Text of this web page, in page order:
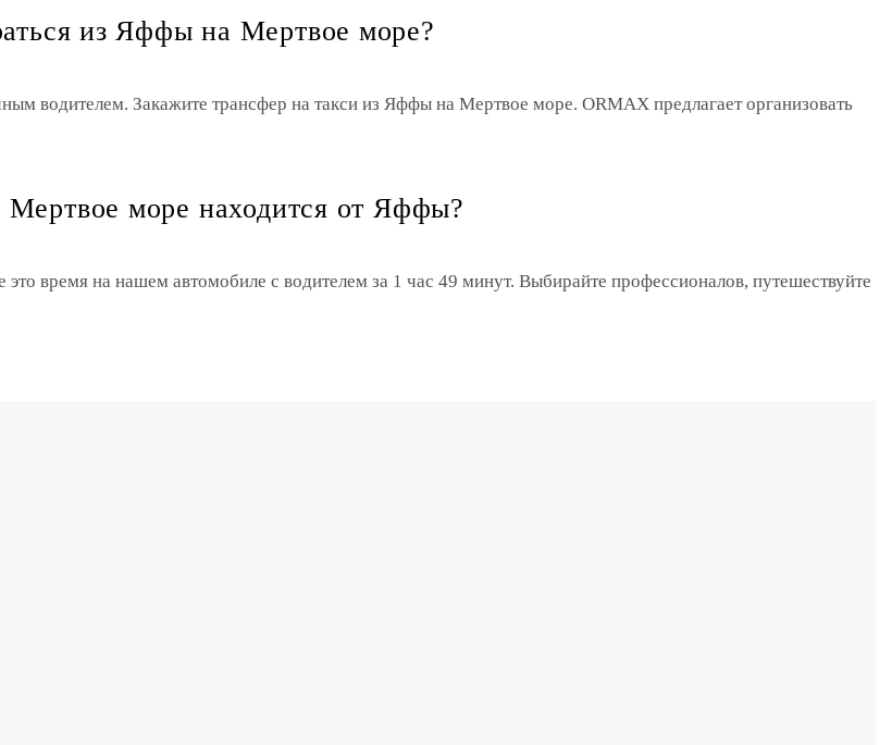
из Яффы на Мертвое море?
водителем. Закажите трансфер на такси из Яффы на Мертвое море. ORMAX предлагает организовать
Мертвое море находится от Яффы?
время на нашем автомобиле с водителем за 1 час 49 минут. Выбирайте профессионалов, путешествуйте